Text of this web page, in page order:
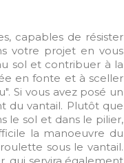
capables de résister
votre projet en vous
sol et contribuer à la
en fonte et à sceller
Si vous avez posé un
du vantail. Plutôt que
le sol et dans le pilier,
la manoeuvre du
sous le vantail.